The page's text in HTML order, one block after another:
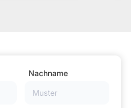
Nachname